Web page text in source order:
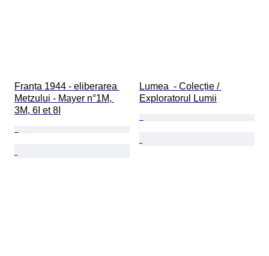
Franța 1944 - eliberarea
Metzului - Mayer n°1M,
3M, 6I et 8I
Lumea  - Colecție /
Exploratorul Lumii